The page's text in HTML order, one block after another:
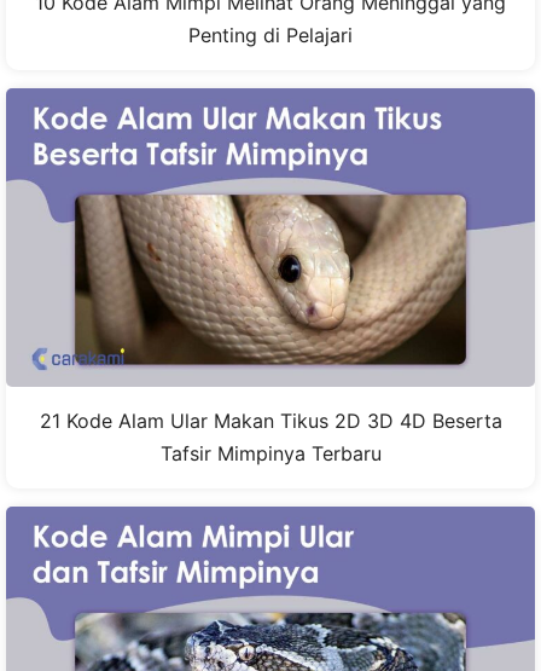
Penting di Pelajari
21 Kode Alam Ular Makan Tikus 2D 3D 4D Beserta
Tafsir Mimpinya Terbaru